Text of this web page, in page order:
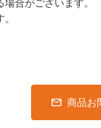
合がございます。
商品お